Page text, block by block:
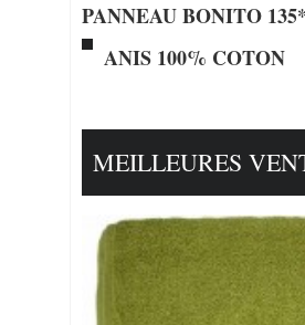
PANNEAU BONITO
ANIS 100% COTON
MEILLEURES